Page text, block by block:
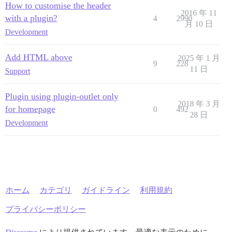
How to customise the header
with a plugin?
Development
4 2990
2016 年 11
月 10 日
Add HTML above
Support
9 228
2025 年 1 月
11 日
Plugin using plugin-outlet only
for homepage
Development
0 492
2018 年 3 月
28 日
ホーム カテゴリ ガイドライン 利用規約
プライバシーポリシー